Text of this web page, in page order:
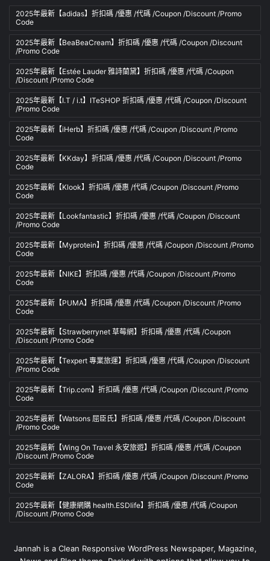
2025年最新【adidas】折扣碼 /優惠 /代碼 /Coupon /Discount /Promo
Code
2025年最新【BeaBeaCream】折扣碼 /優惠 /代碼 /Coupon /Discount
/Promo Code
2025年最新【Estée Lauder 雅詩蘭黛】折扣碼 /優惠 /代碼 /Coupon
/Discount /Promo Code
2025年最新【I.T / i.t】ITeSHOP 折扣碼 /優惠 /代碼 /Coupon /Discount
/Promo Code
2025年最新【iHerb】折扣碼 /優惠 /代碼 /Coupon /Discount /Promo
Code
2025年最新【KKday】折扣碼 /優惠 /代碼 /Coupon /Discount /Promo
Code
2025年最新【Klook】折扣碼 /優惠 /代碼 /Coupon /Discount /Promo
Code
2025年最新【Lookfantastic】折扣碼 /優惠 /代碼 /Coupon /Discount
/Promo Code
2025年最新【Myprotein】折扣碼 /優惠 /代碼 /Coupon /Discount /Promo
Code
2025年最新【NIKE】折扣碼 /優惠 /代碼 /Coupon /Discount /Promo
Code
2025年最新【PUMA】折扣碼 /優惠 /代碼 /Coupon /Discount /Promo
Code
2025年最新【Strawberrynet 草莓網】折扣碼 /優惠 /代碼 /Coupon
/Discount /Promo Code
2025年最新【Texpert 專業旅運】折扣碼 /優惠 /代碼 /Coupon /Discount
/Promo Code
2025年最新【Trip.com】折扣碼 /優惠 /代碼 /Coupon /Discount /Promo
Code
2025年最新【Watsons 屈臣氏】折扣碼 /優惠 /代碼 /Coupon /Discount
/Promo Code
2025年最新【Wing On Travel 永安旅遊】折扣碼 /優惠 /代碼 /Coupon
/Discount /Promo Code
2025年最新【ZALORA】折扣碼 /優惠 /代碼 /Coupon /Discount /Promo
Code
2025年最新【健康網購 health.ESDlife】折扣碼 /優惠 /代碼 /Coupon
/Discount /Promo Code
Jannah is a Clean Responsive WordPress Newspaper, Magazine,